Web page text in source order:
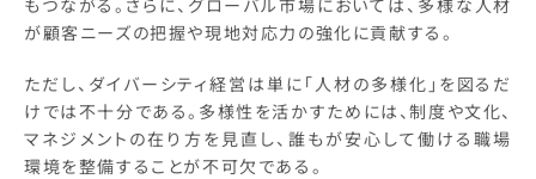
もつながる。さらに、グローバル市場においては、多様な人材
が顧客ニーズの把握や現地対応力の強化に貢献する。
ただし、ダイバーシティ経営は単に「人材の多様化」を図るだ
けでは不十分である。多様性を活かすためには、制度や文化、
マネジメントの在り方を見直し、誰もが安心して働ける職場
環境を整備することが不可欠である。